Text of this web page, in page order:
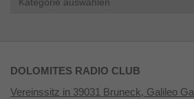
DOLOMITES RADIO CLUB
Vereinssitz in 39031 Bruneck, Galileo